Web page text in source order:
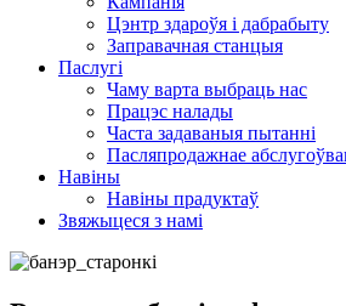
Цэнтр здароўя і дабрабыту
Заправачная станцыя
Паслугі
Чаму варта выбраць нас
Працэс налады
Часта задаваныя пытанні
Пасляпродажнае
Навіны
Навіны прадуктаў
Звяжыцеся з намі